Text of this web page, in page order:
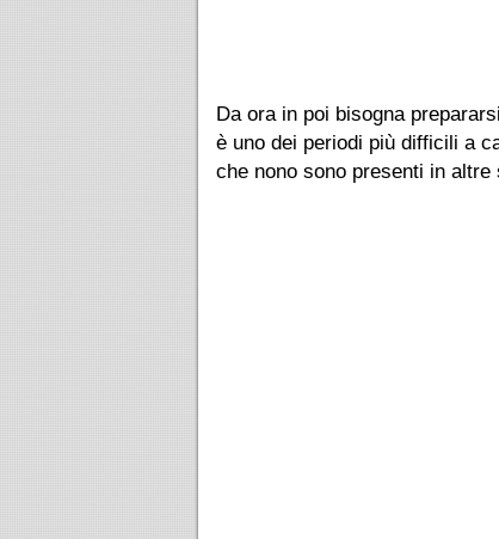
Da ora in poi bisogna
è uno dei periodi più difficili a
che nono sono presenti in altre